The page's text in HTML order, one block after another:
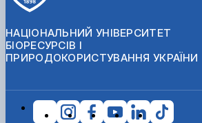
НАЦІОНАЛЬНИЙ УНІВЕРСИТЕТ
БІОРЕСУРСІВ І
ПРИРОДОКОРИСТУВАННЯ УКРАЇНИ